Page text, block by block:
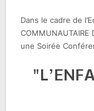
Dans le cadre de
une Soirée